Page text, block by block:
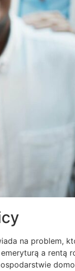
na problem,
a rentą